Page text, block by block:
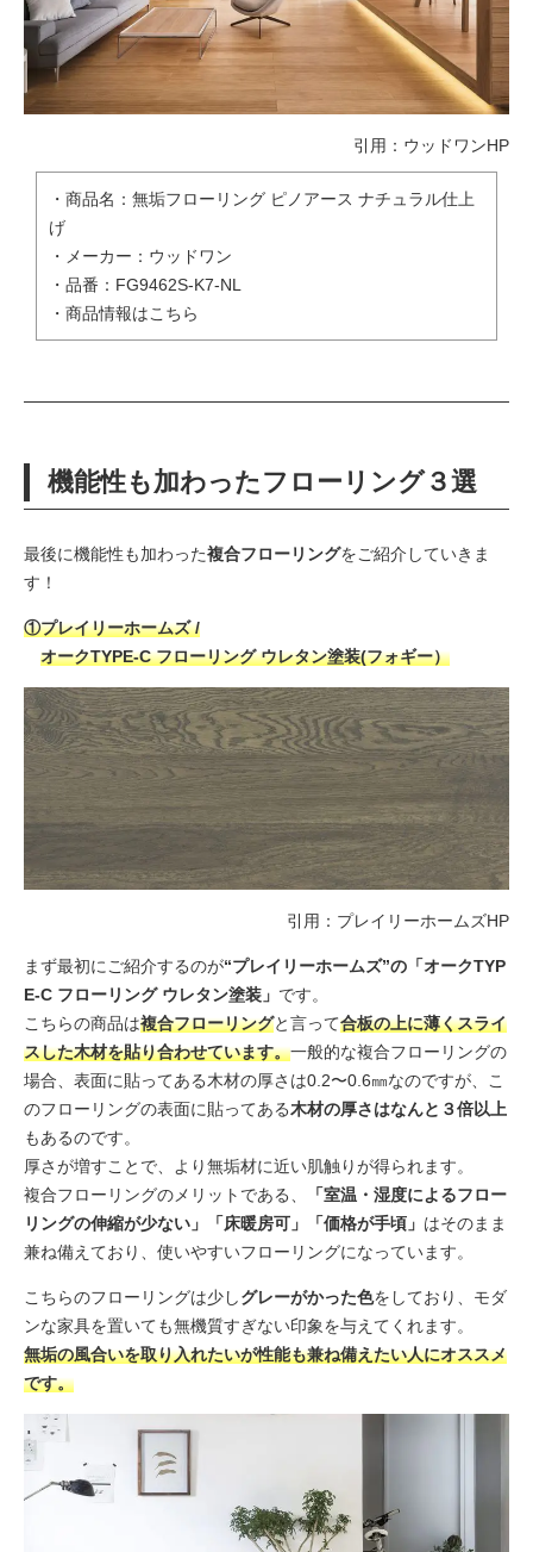
引用： ウッドワンHP
・商品名：無垢フローリング ピノアース ナチュラル仕上
げ
・メーカー：ウッドワン
・品番：FG9462S-K7-NL
・ 商品情報はこちら
機能性も加わったフローリング３選
最後に機能性も加わった複合フローリングをご紹介していきま
す！
①プレイリーホームズ /
オークTYPE-C フローリング ウレタン塗装(フォギー）
引用： プレイリーホームズHP
まず最初にご紹介するのが“プレイリーホームズ”の「オークTYP
E-C フローリング ウレタン塗装」 です。
こちらの商品は複合フローリングと言って合板の上に薄くスライ
スした木材を貼り合わせています。一般的な複合フローリングの
場合、表面に貼ってある木材の厚さは0.2〜0.6㎜なのですが、こ
のフローリングの表面に貼ってある木材の厚さはなんと３倍以上
もあるのです。
厚さが増すことで、より無垢材に近い肌触りが得られます。
複合フローリングのメリットである、
「室温・湿度によるフロー
リングの伸縮が少ない」「床暖房可」「価格が手頃」 はそのまま
兼ね備えており、使いやすいフローリングになっています。
こちらのフローリングは少しグレーがかった色をしており、モダ
ンな家具を置いても無機質すぎない印象を与えてくれます。
無垢の風合いを取り入れたいが性能も兼ね備えたい人にオススメ
です。